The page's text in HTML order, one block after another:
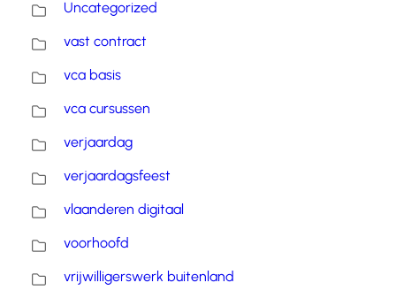
Uncategorized
vast contract
vca basis
vca cursussen
verjaardag
verjaardagsfeest
vlaanderen digitaal
voorhoofd
vrijwilligerswerk buitenland